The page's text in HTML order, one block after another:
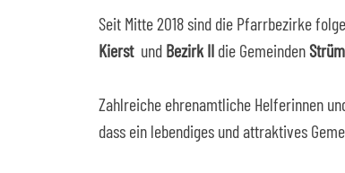
Seit Mitte 2018 sind die Pfarrbezirke
Kierst und Bezirk II die Gemeinden
Zahlreiche ehrenamtliche Helferinnen
dass ein lebendiges und attraktives